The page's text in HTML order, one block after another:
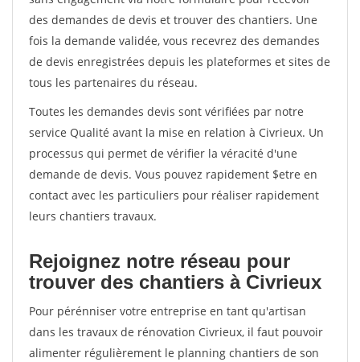
des demandes de devis et trouver des chantiers. Une
fois la demande validée, vous recevrez des demandes
de devis enregistrées depuis les plateformes et sites de
tous les partenaires du réseau.
Toutes les demandes devis sont vérifiées par notre
service Qualité avant la mise en relation à Civrieux. Un
processus qui permet de vérifier la véracité d'une
demande de devis. Vous pouvez rapidement $etre en
contact avec les particuliers pour réaliser rapidement
leurs chantiers travaux.
Rejoignez notre réseau pour
trouver des chantiers à Civrieux
Pour pérénniser votre entreprise en tant qu'artisan
dans les travaux de rénovation Civrieux, il faut pouvoir
alimenter régulièrement le planning chantiers de son